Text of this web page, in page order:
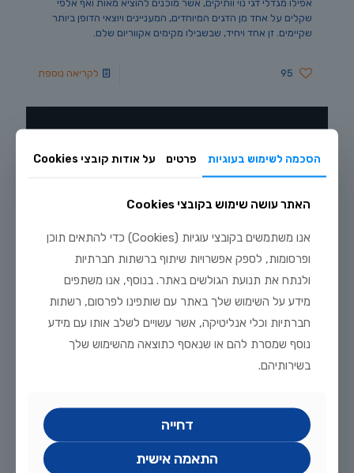
אפילו מגדלי דגי נוי וותיקים, אשר מוכנים להוציא מאות ואף אלפי
שקלים על אחד מן הדגים המיוחדים, המעניינים ויוצאי הדופן ביותר
שקיימים. זן אחד ויחיד, שבשבילו מקימים אקווריום שלם.
95 לקריאה נוספת
ינואר 28, 2016
דג אוסקר
אוסקר טייגר הוא הגירסה הצבעונית והמבוייתת של דג אוסקר הבר
לקריאה נוספת
הסכמה לשימוש בעוגיות פרטים על אודות קובצי Cookies
האתר עושה שימוש בקובצי Cookies
אנו משתמשים בקובצי עוגיות (Cookies) כדי להתאים תוכן
ופרסומות, לספק אפשרויות שיתוף ברשתות חברתיות
ולנתח את תנועת הגולשים באתר. בנוסף, אנו משתפים
מידע על השימוש שלך באתר עם שותפינו לפרסום, רשתות
חברתיות וכלי אנליטיקה, אשר עשויים לשלב אותו עם מידע
נוסף שמסרת להם או שנאסף כתוצאה מהשימוש שלך
בשירותיהם.
דחייה
התאמה אישית